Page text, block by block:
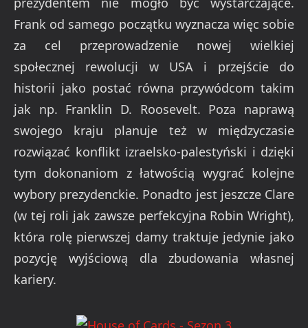
Frank od samego początku wyznacza więc sobie
za cel przeprowadzenie nowej wielkiej
społecznej rewolucji w USA i przejście do
historii jako postać równa przywódcom takim
jak np. Franklin D. Roosevelt. Poza naprawą
swojego kraju planuje też w międzyczasie
rozwiązać konflikt izraelsko-palestyński i dzięki
tym dokonaniom z łatwością wygrać kolejne
wybory prezydenckie. Ponadto jest jeszcze Clare
(w tej roli jak zawsze perfekcyjna Robin Wright),
która rolę pierwszej damy traktuje jedynie jako
pozycję wyjściową dla zbudowania własnej
kariery.